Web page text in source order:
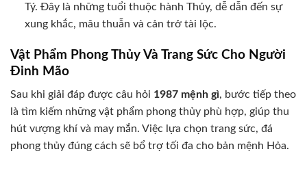
Tý. Đây là những tuổi thuộc hành Thủy, dễ dẫn đến sự
xung khắc, mâu thuẫn và cản trở tài lộc.
Vật Phẩm Phong Thủy Và Trang Sức Cho Người
Đinh Mão
Sau khi giải đáp được câu hỏi 1987 mệnh gì, bước tiếp theo
là tìm kiếm những vật phẩm phong thủy phù hợp, giúp thu
hút vượng khí và may mắn. Việc lựa chọn trang sức, đá
phong thủy đúng cách sẽ bổ trợ tối đa cho bản mệnh Hỏa.